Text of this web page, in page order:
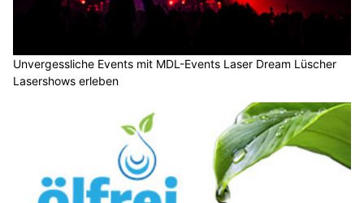
Unvergessliche Events mit MDL-Events Laser Dream Lüscher
Lasershows erleben